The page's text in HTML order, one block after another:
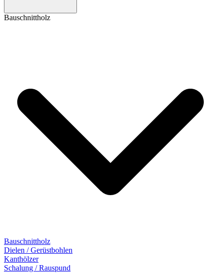
Bauschnittholz
Bauschnittholz
Dielen / Gerüstbohlen
Kanthölzer
Schalung / Rauspund